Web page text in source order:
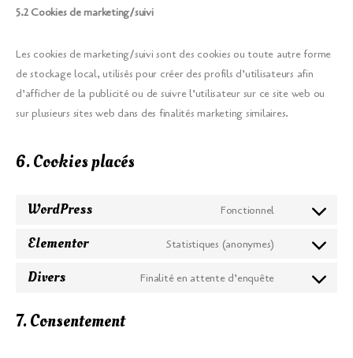
5.2 Cookies de marketing/suivi
Les cookies de marketing/suivi sont des cookies ou toute autre forme
de stockage local, utilisés pour créer des profils d’utilisateurs afin
d’afficher de la publicité ou de suivre l’utilisateur sur ce site web ou
sur plusieurs sites web dans des finalités marketing similaires.
6. Cookies placés
WordPress Fonctionnel
Consent
wordpress
Elementor Statistiques (anonymes)
Consent
Divers Finalité en attente d’enquête
Consent
7. Consentement